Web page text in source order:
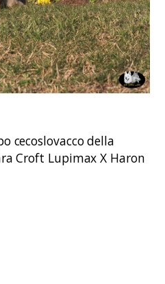
cecoslovacco della
Croft Lupimax X Haron